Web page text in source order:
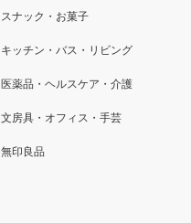
スナック・お菓子
キッチン・バス・リビング
医薬品・ヘルスケア・介護
文房具・オフィス・手芸
無印良品